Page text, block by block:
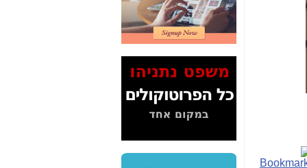
2" על תעלולי השר
משה כחלון -כאן
המשך חשיפת הבלוף
ששמו "מהפיכת
הסלולר" ואיך מסרסים
כאן
סיכום ביקור בסיליקון